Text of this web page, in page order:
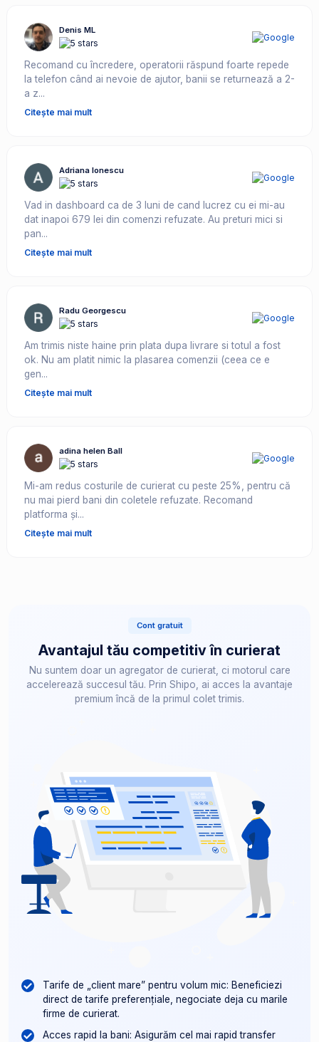
Denis ML
Recomand cu încredere, operatorii răspund foarte repede
la telefon când ai nevoie de ajutor, banii se returnează a 2-
a z...
Citește mai mult
Adriana Ionescu
Vad in dashboard ca de 3 luni de cand lucrez cu ei mi-au
dat inapoi 679 lei din comenzi refuzate. Au preturi mici si
pan...
Citește mai mult
Radu Georgescu
Am trimis niste haine prin plata dupa livrare si totul a fost
ok. Nu am platit nimic la plasarea comenzii (ceea ce e
gen...
Citește mai mult
adina helen Ball
Mi-am redus costurile de curierat cu peste 25%, pentru că
nu mai pierd bani din coletele refuzate. Recomand
platforma și...
Citește mai mult
Cont gratuit
Avantajul tău competitiv în curierat
Nu suntem doar un agregator de curierat, ci motorul care
accelerează succesul tău. Prin Shipo, ai acces la avantaje
premium încă de la primul colet trimis.
Tarife de „client mare” pentru volum mic: Beneficiezi
direct de tarife preferențiale, negociate deja cu marile
firme de curierat.
Acces rapid la bani: Asigurăm cel mai rapid transfer